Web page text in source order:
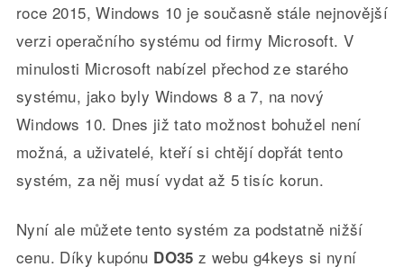
roce 2015, Windows 10 je současně stále nejnovější
verzi operačního systému od firmy Microsoft. V
minulosti Microsoft nabízel přechod ze starého
systému, jako byly Windows 8 a 7, na nový
Windows 10. Dnes již tato možnost bohužel není
možná, a uživatelé, kteří si chtějí dopřát tento
systém, za něj musí vydat až 5 tisíc korun.
Nyní ale můžete tento systém za podstatně nižší
cenu. Díky kupónu DO35 z webu g4keys si nyní